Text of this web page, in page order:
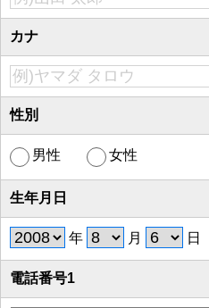
カナ
性別
男性 女性
生年月日
年 月 日
電話番号1